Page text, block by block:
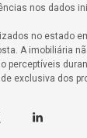
nos dados
no estado
A imobiliária
perceptíveis
exclusiva dos
Linkedin